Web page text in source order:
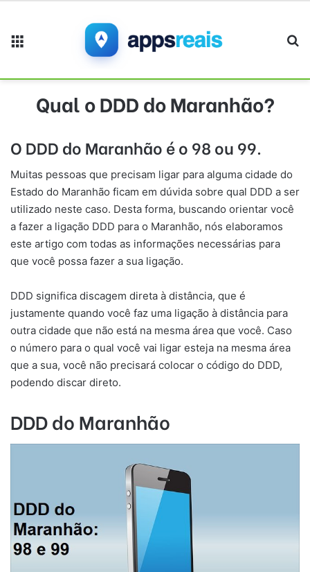
Qual o DDD do Maranhão?
O DDD do Maranhão é o 98 ou 99.
Muitas pessoas que precisam ligar para alguma cidade do
Estado do Maranhão ficam em dúvida sobre qual DDD a ser
utilizado neste caso. Desta forma, buscando orientar você
a fazer a ligação DDD para o Maranhão, nós elaboramos
este artigo com todas as informações necessárias para
que você possa fazer a sua ligação.
DDD significa discagem direta à distância, que é
justamente quando você faz uma ligação à distância para
outra cidade que não está na mesma área que você. Caso
o número para o qual você vai ligar esteja na mesma área
que a sua, você não precisará colocar o código do DDD,
podendo discar direto.
DDD do Maranhão